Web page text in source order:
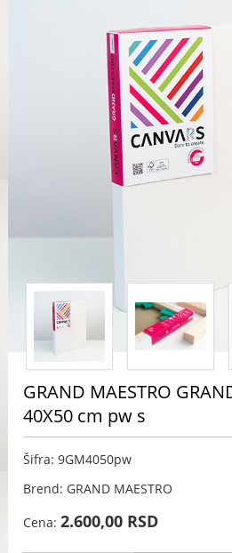
GRAND MAESTRO
40X50 cm pw s
Šifra: 9GM4050pw
Brend: GRAND MAESTRO
Cena:2.600,00 RSD